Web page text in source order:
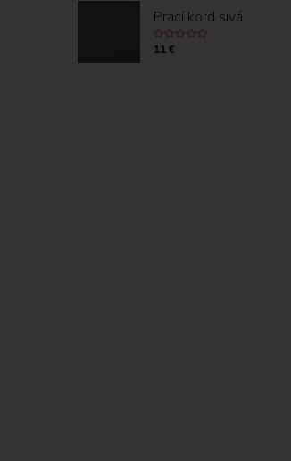
Prací kord sivá
11 €